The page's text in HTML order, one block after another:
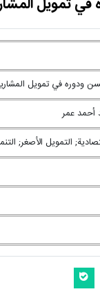
ودوره في تمويل
أحمد عمر
التمويل الأصغر;